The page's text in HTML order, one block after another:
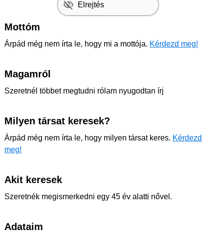
Elrejtés
Mottóm
Árpád még nem írta le, hogy mi a mottója. Kérdezd meg!
Magamról
Szeretnél többet megtudni rólam nyugodtan írj
Milyen társat keresek?
Árpád még nem írta le, hogy milyen társat keres. Kérdezd
meg!
Akit keresek
Szeretnék megismerkedni egy 45 év alatti nővel.
Adataim